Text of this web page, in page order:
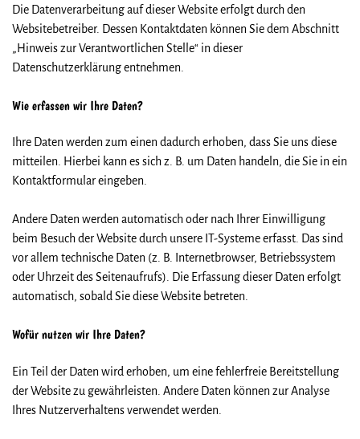
Die Datenverarbeitung auf dieser Website erfolgt durch den
Websitebetreiber. Dessen Kontaktdaten können Sie dem Abschnitt
„Hinweis zur Verantwortlichen Stelle“ in dieser
Datenschutzerklärung entnehmen.
Wie erfassen wir Ihre Daten?
Ihre Daten werden zum einen dadurch erhoben, dass Sie uns diese
mitteilen. Hierbei kann es sich z. B. um Daten handeln, die Sie in ein
Kontaktformular eingeben.
Andere Daten werden automatisch oder nach Ihrer Einwilligung
beim Besuch der Website durch unsere IT-Systeme erfasst. Das sind
vor allem technische Daten (z. B. Internetbrowser, Betriebssystem
oder Uhrzeit des Seitenaufrufs). Die Erfassung dieser Daten erfolgt
automatisch, sobald Sie diese Website betreten.
Wofür nutzen wir Ihre Daten?
Ein Teil der Daten wird erhoben, um eine fehlerfreie Bereitstellung
der Website zu gewährleisten. Andere Daten können zur Analyse
Ihres Nutzerverhaltens verwendet werden.